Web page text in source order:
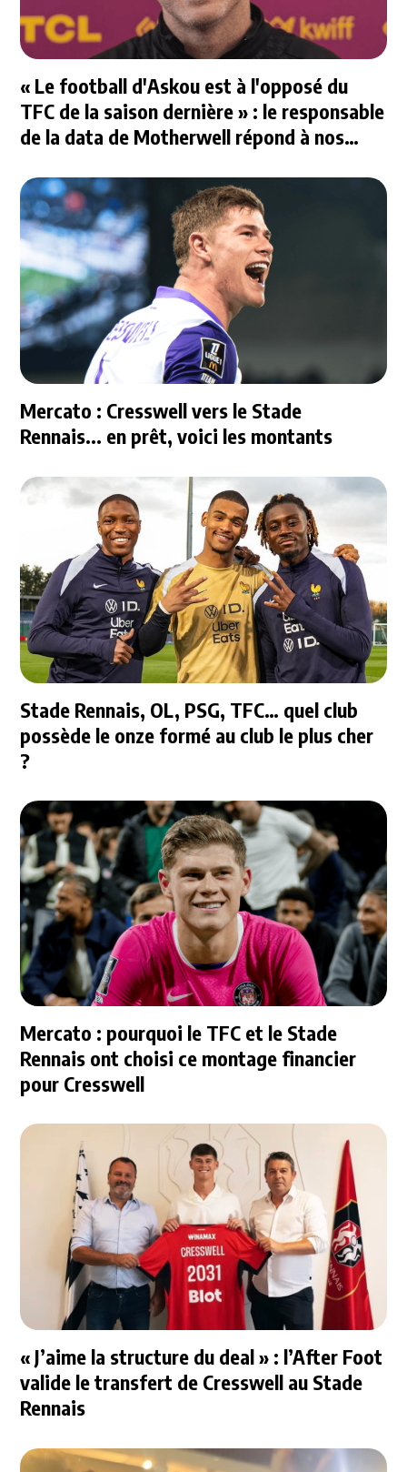
« Le football d'Askou est à l'opposé du
TFC de la saison dernière » : le responsable
de la data de Motherwell répond à nos
Mercato : Cresswell vers le Stade
Rennais... en prêt, voici les montants
Stade Rennais, OL, PSG, TFC… quel club
possède le onze formé au club le plus cher
?
Mercato : pourquoi le TFC et le Stade
Rennais ont choisi ce montage financier
pour Cresswell
« J’aime la structure du deal » : l’After Foot
valide le transfert de Cresswell au Stade
Rennais